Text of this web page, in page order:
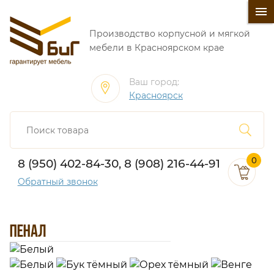
󰍜
Производство корпусной и мягкой
мебели в Красноярском крае
Ваш город:
Красноярск
8 (950) 402-84-30, 8 (908) 216-44-91
Обратный звонок
0
ПЕНАЛ